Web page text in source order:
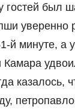
гостей был
уверенно
й минуте, а
Камара
казалось,